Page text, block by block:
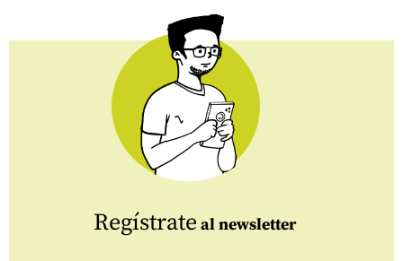
Regístrate al newsletter